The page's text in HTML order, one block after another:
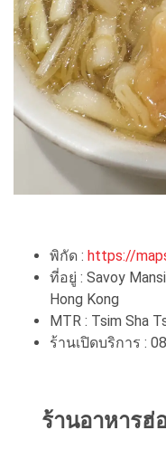
พิกัด : https://
ที่อยู่ : Savoy
Hong Kong
MTR : Tsim Sha
ร้านเปิดบริการ :
ร้านอาหารฮ่